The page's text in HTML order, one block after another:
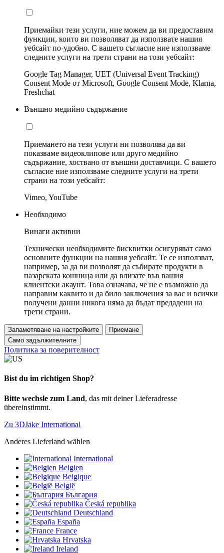
Приемайки тези услуги, ние можем да ви предоставим
функции, които ви позволяват да използвате нашия
уебсайт по-удобно. С вашето съгласие ние използваме
следните услуги на трети страни на този уебсайт:
Google Tag Manager, UET (Universal Event Tracking)
Consent Mode от Microsoft, Google Consent Mode, Klarna,
Freshchat
Външно медийно съдържание
Приемането на тези услуги ни позволява да ви
показваме видеоклипове или друго медийно
съдържание, хоствано от външни доставчици. С вашето
съгласие ние използваме следните услуги на трети
страни на този уебсайт:
Vimeo, YouTube
Необходимо
Винаги активни
Технически необходимите бисквитки осигуряват само
основните функции на нашия уебсайт. Те се използват,
например, за да ви позволят да събирате продукти в
пазарската кошница или да влизате във вашия
клиентски акаунт. Това означава, че не е възможно да
направим каквито и да било заключения за вас и всички
получени данни никога няма да бъдат предадени на
трети страни.
Запаметяване на настройките
Приемане
Само задължителните
Политика за поверителност
Bist du im richtigen Shop?
Bitte wechsle zum Land, das mit deiner Lieferadresse
übereinstimmt.
Zu 3DJake International
Anderes Lieferland wählen
International
Belgien
Belgique
België
България
Česká republika
Deutschland
España
France
Hrvatska
Ireland